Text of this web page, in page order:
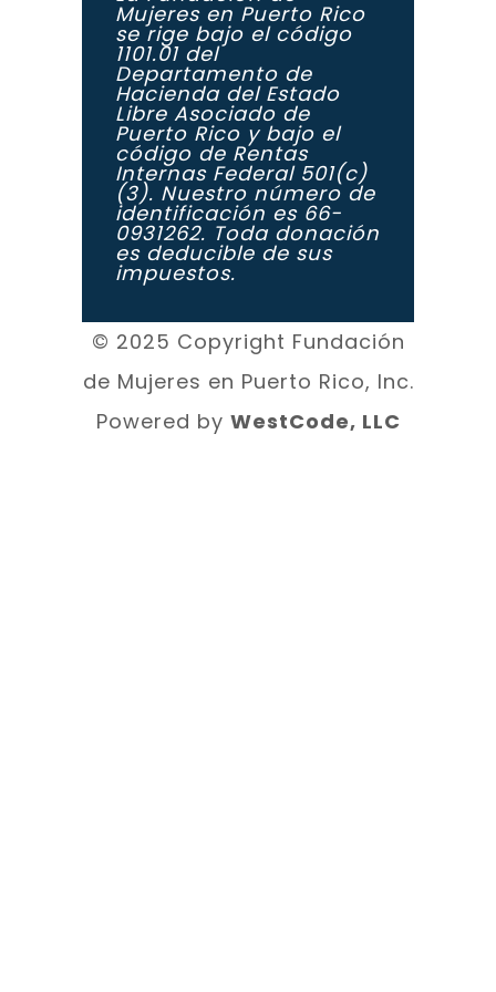
Mujeres en Puerto Rico
se rige bajo el código
1101.01 del
Departamento de
Hacienda del Estado
Libre Asociado de
Puerto Rico y bajo el
código de Rentas
Internas Federal 501(c)
(3). Nuestro número de
identificación es 66-
0931262. Toda donación
es deducible de sus
impuestos.
© 2025 Copyright Fundación
de Mujeres en Puerto Rico, Inc.
Powered by WestCode, LLC